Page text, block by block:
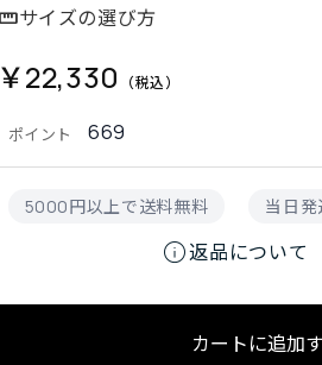
ポイント 669
サイズの選び方
5000円以上で送料無料 当日発
info返品について
￥22,330
カートに追加